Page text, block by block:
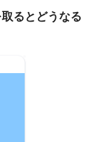
るとどうなる